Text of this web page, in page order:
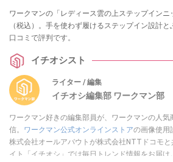
ワークマンの「レディース雲の上ステップイン
（税込）。手を使わず履けるステップイン設計
口コミで評判です。
イチオシスト
ライター / 編集
イチオシ編集部 ワークマン部
ワークマン好きの編集部員が、ワークマンの人気
信。 ワークマン公式オンラインストアの画像使用
株式会社オールアバウトが株式会社NTTドコモ
イト「イチオシ」では毎日トレンド情報をお届け。